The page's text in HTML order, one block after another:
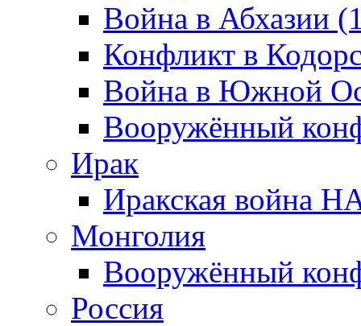
Война в Абхазии
Конфликт в
Война в Южной
Вооружённый
Ирак
Иракская война
Монголия
Вооружённый
Россия